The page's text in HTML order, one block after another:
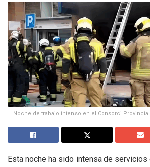
Noche de trabajo intenso en el Consorci
Esta noche ha sido intensa de